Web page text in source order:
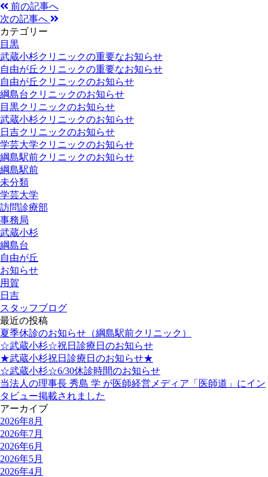
前の記事へ
次の記事へ
カテゴリー
目黒
武蔵小杉クリニックの重要なお知らせ
自由が丘クリニックの重要なお知らせ
自由が丘クリニックのお知らせ
綱島台クリニックのお知らせ
目黒クリニックのお知らせ
武蔵小杉クリニックのお知らせ
日吉クリニックのお知らせ
学芸大学クリニックのお知らせ
綱島駅前クリニックのお知らせ
綱島駅前
未分類
学芸大学
訪問診療部
事務局
武蔵小杉
綱島台
自由が丘
お知らせ
用賀
日吉
スタッフブログ
最近の投稿
夏季休診のお知らせ（綱島駅前クリニック）
☆武蔵小杉☆祝日診療日のお知らせ
★武蔵小杉祝日診療日のお知らせ★
☆武蔵小杉☆6/30休診時間のお知らせ
当法人の理事長 秀島 学 が医師経営メディア「医師道」にイン
タビュー掲載されました
アーカイブ
2026年8月
2026年7月
2026年6月
2026年5月
2026年4月